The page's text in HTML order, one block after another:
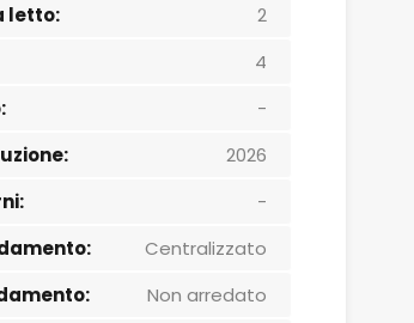
letto:
2
4
-
2026
-
Centralizzato
Non arredato